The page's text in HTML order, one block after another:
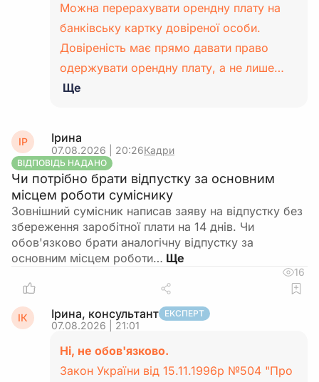
Можна перерахувати орендну плату на
банківську картку довіреної особи.
Довіреність має прямо давати право
одержувати орендну плату, а не лише…
Ще
ІР Ірина
07.08.2026 | 20:26Кадри
ВІДПОВІДЬ НАДАНО
Чи потрібно брати відпустку за основним
місцем роботи суміснику
Зовнішний сумісник написав заяву на відпустку без
збереження заробітної плати на 14 днів. Чи
обов'язково брати аналогічну відпустку за
основним місцем роботи…
16
ІК Ірина, консультант ЕКСПЕРТ
07.08.2026 | 21:01
Ні, не обов'язково.
Закон України від 15.11.1996р №504 "Про